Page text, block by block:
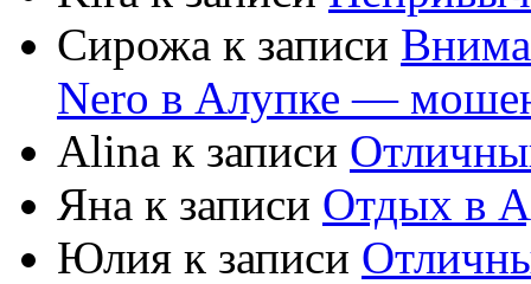
Сирожа к записи
Nero в Алупке —
Alina к записи
Яна к записи Отдых в
Юлия к записи